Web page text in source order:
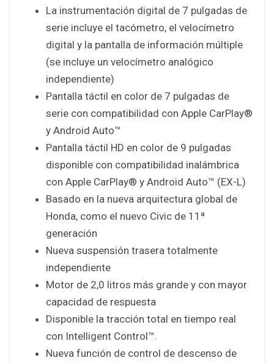
La instrumentación digital de 7 pulgadas de
serie incluye el tacómetro, el velocímetro
digital y la pantalla de información múltiple
(se incluye un velocímetro analógico
independiente)
Pantalla táctil en color de 7 pulgadas de
serie con compatibilidad con Apple CarPlay®
y Android Auto™
Pantalla táctil HD en color de 9 pulgadas
disponible con compatibilidad inalámbrica
con Apple CarPlay® y Android Auto™ (EX-L)
Basado en la nueva arquitectura global de
Honda, como el nuevo Civic de 11ª
generación
Nueva suspensión trasera totalmente
independiente
Motor de 2,0 litros más grande y con mayor
capacidad de respuesta
Disponible la tracción total en tiempo real
con Intelligent Control™.
Nueva función de control de descenso de